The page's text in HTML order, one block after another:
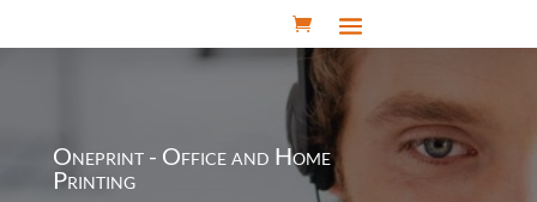
Oneprint - Office and Home
Printing